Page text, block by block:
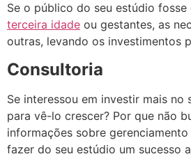
Se o público do seu estúdio fosse
terceira idade ou gestantes, as
outras, levando os investimentos
Consultoria
Se interessou em investir mais no
para vê-lo crescer? Por que não
informações sobre
fazer do seu estúdio um sucesso